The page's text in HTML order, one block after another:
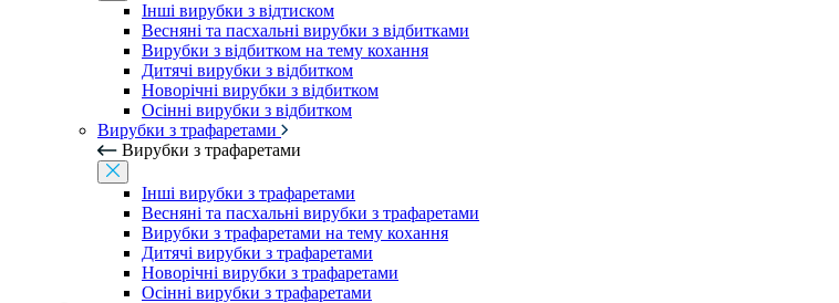
Інші вирубки з відтиском
Весняні та пасхальні вирубки з відбитками
Вирубки з відбитком на тему кохання
Дитячі вирубки з відбитком
Новорічні вирубки з відбитком
Осінні вирубки з відбитком
Вирубки з трафаретами
Вирубки з трафаретами
Інші вирубки з трафаретами
Весняні та пасхальні вирубки з трафаретами
Вирубки з трафаретами на тему кохання
Дитячі вирубки з трафаретами
Новорічні вирубки з трафаретами
Осінні вирубки з трафаретами